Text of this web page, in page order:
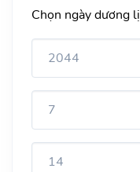
Chọn ngày dương